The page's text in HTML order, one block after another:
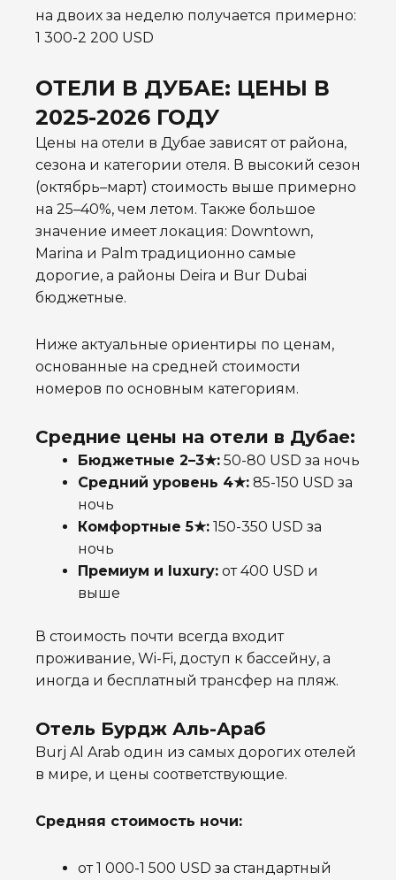
на двоих за неделю получается примерно:
1 300-2 200 USD
ОТЕЛИ В ДУБАЕ: ЦЕНЫ В
2025-2026 ГОДУ
Цены на отели в Дубае зависят от района,
сезона и категории отеля. В высокий сезон
(октябрь–март) стоимость выше примерно
на 25–40%, чем летом. Также большое
значение имеет локация: Downtown,
Marina и Palm традиционно самые
дорогие, а районы Deira и Bur Dubai
бюджетные.
Ниже актуальные ориентиры по ценам,
основанные на средней стоимости
номеров по основным категориям.
Средние цены на отели в Дубае:
Бюджетные 2–3★: 50-80 USD за ночь
Средний уровень 4★: 85-150 USD за
ночь
Комфортные 5★: 150-350 USD за
ночь
Премиум и luxury: от 400 USD и
выше
В стоимость почти всегда входит
проживание, Wi-Fi, доступ к бассейну, а
иногда и бесплатный трансфер на пляж.
Отель Бурдж Аль-Араб
Burj Al Arab один из самых дорогих отелей
в мире, и цены соответствующие.
Средняя стоимость ночи:
от 1 000-1 500 USD за стандартный